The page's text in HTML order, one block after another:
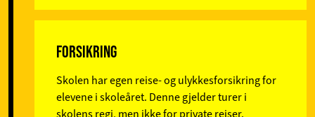
FORSIKRING
Skolen har egen reise- og ulykkesforsikring for
elevene i skoleåret. Denne gjelder turer i
skolens regi, men ikke for private reiser.